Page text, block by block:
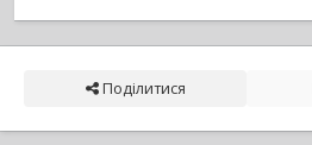
Поділитися